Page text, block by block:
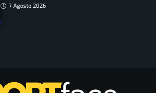
azzurri
7 Agosto 2026